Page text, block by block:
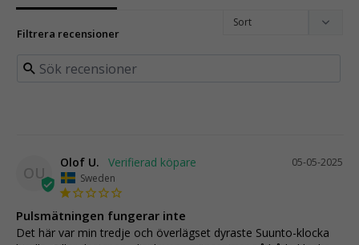
Filtrera recensioner
OU
05-05-2025
Olof U.
Sweden
Pulsmätningen fungerar inte
Det här var min tredje och överlägset dyraste Suunto-klocka